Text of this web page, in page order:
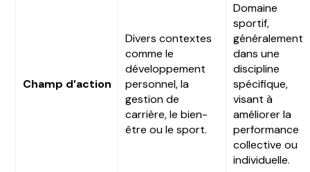
Champ d’action
Divers contextes
comme le
développement
personnel, la
gestion de
carrière, le bien-
être ou le sport.
Domaine
sportif,
généralement
dans une
discipline
spécifique,
visant à
améliorer la
performance
collective ou
individuelle.